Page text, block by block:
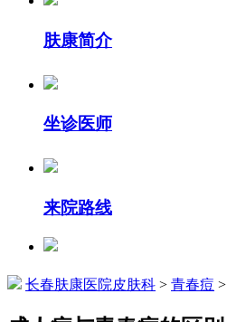
肤康简介
坐诊医师
来院路线
长春肤康医院皮肤科 > 青春痘 >